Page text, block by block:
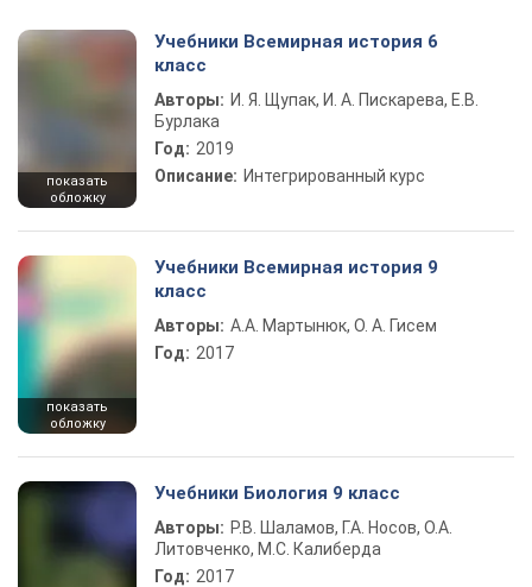
показать
обложку
Учебники Всемирная история 6
класс
Авторы: И. Я. Щупак, И. А. Пискарева, Е.В.
Бурлака
Год: 2019
Описание: Интегрированный курс
показать
обложку
Учебники Всемирная история 9
класс
Авторы: А.А. Мартынюк, О. А. Гисем
Год: 2017
Учебники Биология 9 класс
Авторы: Р.В. Шаламов, Г.А. Носов, О.А.
Литовченко, М.С. Калиберда
Год: 2017